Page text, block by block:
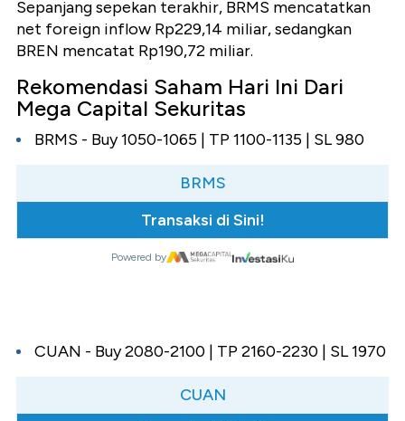
Sepanjang sepekan terakhir, BRMS mencatatkan
net foreign inflow Rp229,14 miliar, sedangkan
BREN mencatat Rp190,72 miliar.
Rekomendasi Saham Hari Ini Dari
Mega Capital Sekuritas
BRMS - Buy 1050-1065 | TP 1100-1135 | SL 980
BRMS
Transaksi di Sini!
Powered by
CUAN - Buy 2080-2100 | TP 2160-2230 | SL 1970
CUAN